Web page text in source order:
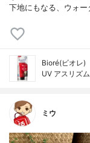
下地にもなる、ウォ
Bioré(ビオレ)
UV アスリズ
ミウ